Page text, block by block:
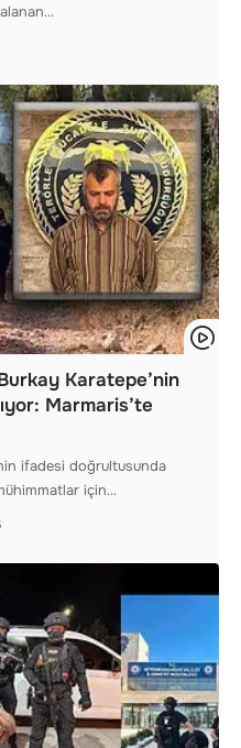
Karatepe’nin
Marmaris’te
ifadesi doğrultusunda
için…